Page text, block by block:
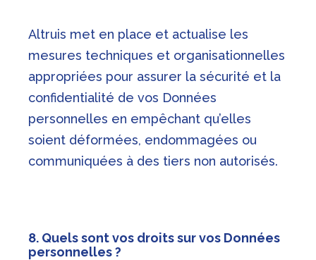
Altruis met en place et actualise les
mesures techniques et organisationnelles
appropriées pour assurer la sécurité et la
confidentialité de vos Données
personnelles en empêchant qu’elles
soient déformées, endommagées ou
communiquées à des tiers non autorisés.
8. Quels sont vos droits sur vos Données
personnelles ?